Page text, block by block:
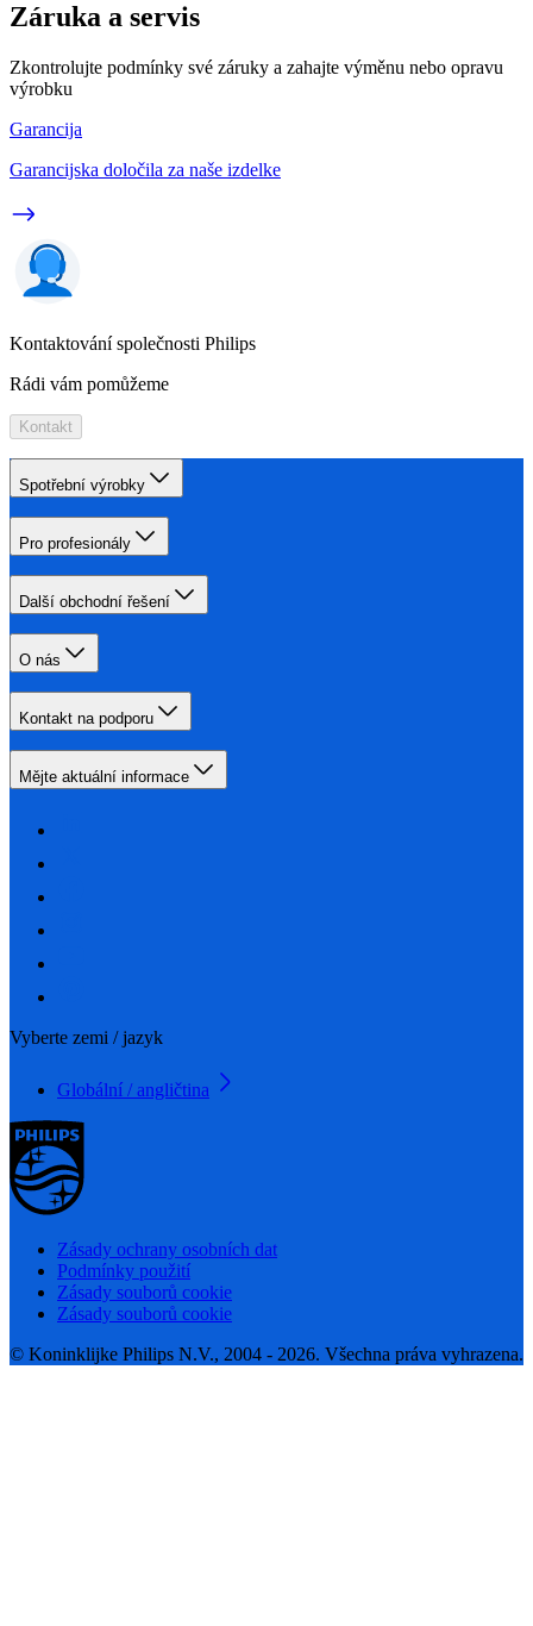
Záruka a servis
Zkontrolujte podmínky své záruky a zahajte výměnu nebo opravu
výrobku
Garancija
Garancijska določila za naše izdelke
Kontaktování společnosti Philips
Rádi vám pomůžeme
Kontakt
Spotřební výrobky
Pro profesionály
Další obchodní řešení
O nás
Kontakt na podporu
Mějte aktuální informace
Vyberte zemi / jazyk
Globální / angličtina
Zásady ochrany osobních dat
Podmínky použití
Zásady souborů cookie
Zásady souborů cookie
© Koninklijke Philips N.V., 2004 - 2026. Všechna práva vyhrazena.